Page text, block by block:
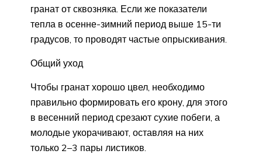
гранат от сквозняка. Если же показатели
тепла в осенне-зимний период выше 15-ти
градусов, то проводят частые опрыскивания.
Общий уход
Чтобы гранат хорошо цвел, необходимо
правильно формировать его крону, для этого
в весенний период срезают сухие побеги, а
молодые укорачивают, оставляя на них
только 2–3 пары листиков.